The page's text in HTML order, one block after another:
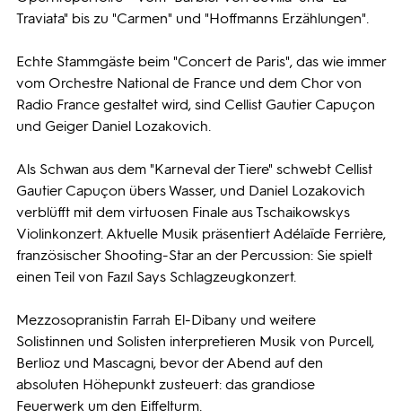
Traviata" bis zu "Carmen" und "Hoffmanns Erzählungen".
Echte Stammgäste beim "Concert de Paris", das wie immer
vom Orchestre National de France und dem Chor von
Radio France gestaltet wird, sind Cellist Gautier Capuçon
und Geiger Daniel Lozakovich.
Als Schwan aus dem "Karneval der Tiere" schwebt Cellist
Gautier Capuçon übers Wasser, und Daniel Lozakovich
verblüfft mit dem virtuosen Finale aus Tschaikowskys
Violinkonzert. Aktuelle Musik präsentiert Adélaïde Ferrière,
französischer Shooting-Star an der Percussion: Sie spielt
einen Teil von Fazıl Says Schlagzeugkonzert.
Mezzosopranistin Farrah El-Dibany und weitere
Solistinnen und Solisten interpretieren Musik von Purcell,
Berlioz und Mascagni, bevor der Abend auf den
absoluten Höhepunkt zusteuert: das grandiose
Feuerwerk um den Eiffelturm.